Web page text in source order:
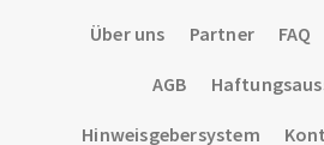
Über uns Partner FAQ
AGB
Hinweisgebersystem